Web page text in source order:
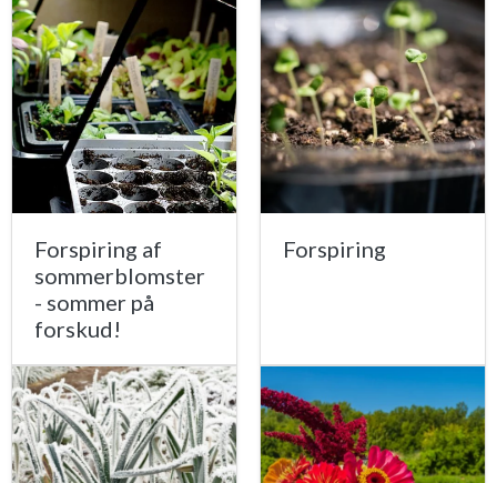
Forspiring af
sommerblomster
- sommer på
forskud!
Forspiring